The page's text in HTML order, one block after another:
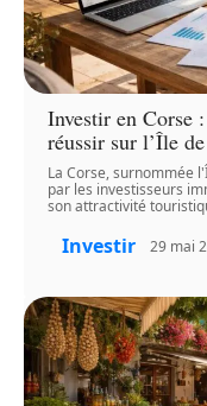
Investir en Corse
réussir sur l’Île
La Corse, surnommée
par les investisseurs
son attractivité
Investir 29 mai